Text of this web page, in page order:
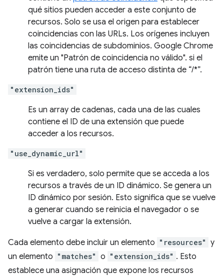
qué sitios pueden acceder a este conjunto de
recursos. Solo se usa el origen para establecer
coincidencias con las URLs. Los orígenes incluyen
las coincidencias de subdominios. Google Chrome
emite un "Patrón de coincidencia no válido". si el
patrón tiene una ruta de acceso distinta de “/*”.
"extension_ids"
Es un array de cadenas, cada una de las cuales
contiene el ID de una extensión que puede
acceder a los recursos.
"use_dynamic_url"
Si es verdadero, solo permite que se acceda a los
recursos a través de un ID dinámico. Se genera un
ID dinámico por sesión. Esto significa que se vuelve
a generar cuando se reinicia el navegador o se
vuelve a cargar la extensión.
Cada elemento debe incluir un elemento "resources" y
un elemento "matches" o "extension_ids" . Esto
establece una asignación que expone los recursos